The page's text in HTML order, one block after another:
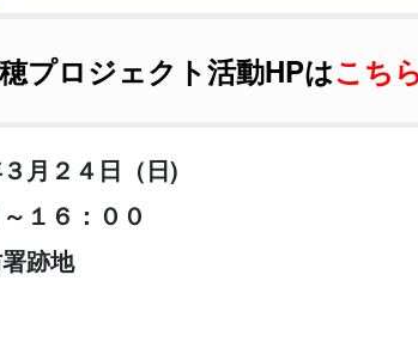
プロジェクト活動HPはこち
月２４日（日)
１６：００
跡地